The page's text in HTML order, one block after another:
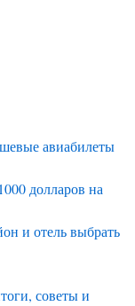
авиабилеты
долларов на
и отель выбрать
советы и